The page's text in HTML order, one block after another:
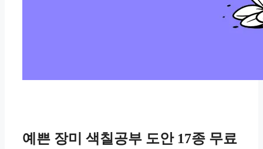
예쁜 장미 색칠공부 도안 17종 무료